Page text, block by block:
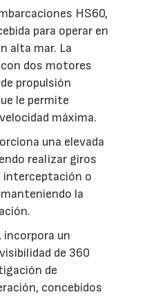
HS60,
para operar en
alta mar. La
dos motores
propulsión
le permite
máxima.
una elevada
realizar giros
interceptación o
la
incorpora un
de 360
de
concebidos